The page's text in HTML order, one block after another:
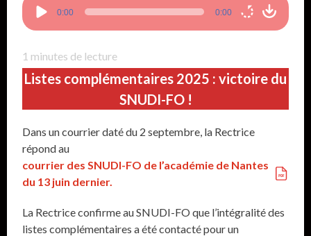
audio
0:00 0:00
1 minutes de lecture
Listes complémentaires 2025 : victoire du
SNUDI-FO !
Dans un courrier daté du 2 septembre, la Rectrice
répond au
courrier des SNUDI-FO de l’académie de Nantes
du 13 juin dernier.
La Rectrice confirme au SNUDI-FO que l’intégralité des
listes complémentaires a été contacté pour un